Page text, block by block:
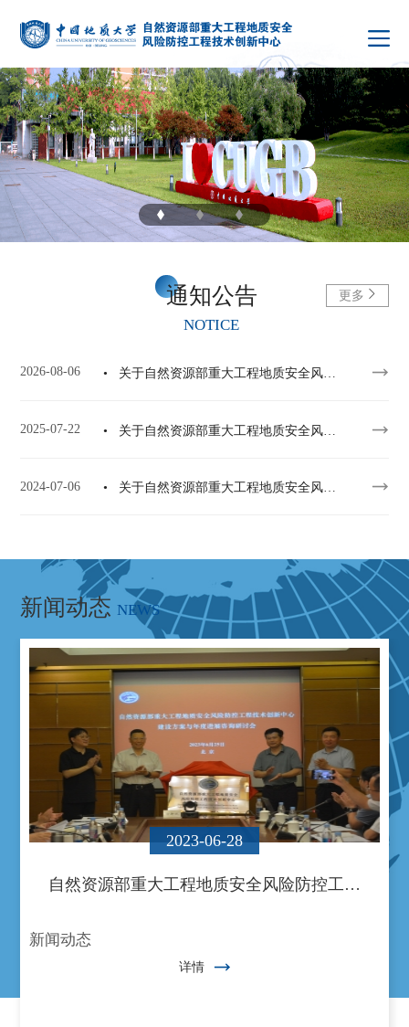
通知公告
NOTICE
更多
2026-08-06
2025-07-22
2024-07-06 • 关于自然资源部重大工程地质安全风险防控工程技术创新中心 2024年开放课题基金申请的通知
新闻动态 NEWS
2023-06-28
自然资源部重大工程地质安全风险防控工…
新闻动态
详情